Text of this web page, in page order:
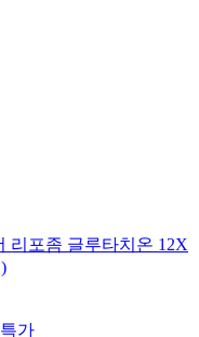
리포좀 글루타치온 12X
가